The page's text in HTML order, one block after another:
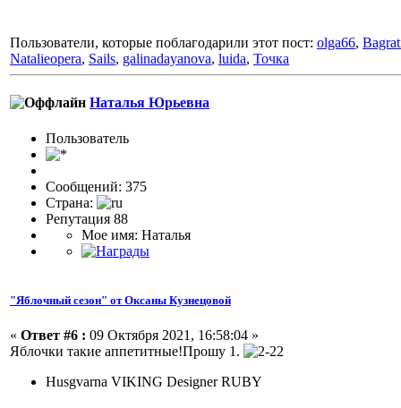
Пользователи, которые поблагодарили этот пост: olga66,
Natalieopera, Sails, galinadayanova, luida, Точка
Наталья Юрьевна
Пользовaтeль
Сообщений: 375
Страна:
Репутация 88
Мое имя: Наталья
"Яблочный сезон" от Оксаны Кузнецовой
« Ответ #6 : 09 Октября 2021, 16:58:04 »
Яблочки такие аппетитные!Прошу 1.
Husgvarna VIKING Designer RUBY